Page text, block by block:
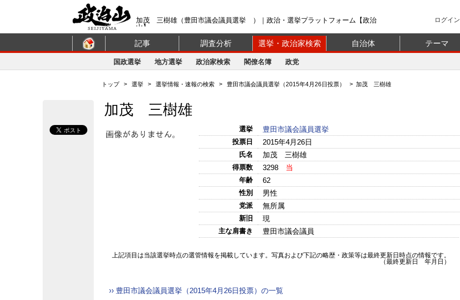
加茂 三樹雄（豊田市議会議員選挙 ）｜政治・選挙プラットフォーム【政治
山】
ログイン
記事 調査分析 選挙・政治家検索 自治体 テーマ
国政選挙 地方選挙 政治家検索 閣僚名簿 政党
トップ> 選挙 > 選挙情報・速報の検索 > 豊田市議会議員選挙（2015年4月26日投票） > 加茂 三樹雄
加茂 三樹雄
選挙 豊田市議会議員選挙
投票日 2015年4月26日
氏名 加茂 三樹雄
得票数 3298 当
年齢 62
性別 男性
党派 無所属
新旧 現
主な肩書き 豊田市議会議員
上記項目は当該選挙時点の選管情報を掲載しています。写真および下記の略歴・政策等は最終更新日時点の情報です。
（最終更新日 年月日）
›› 豊田市議会議員選挙（2015年4月26日投票）の一覧